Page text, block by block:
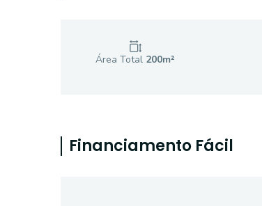
Área Total 200m²
Financiamento Fácil